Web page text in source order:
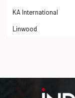
KA International
Linwood